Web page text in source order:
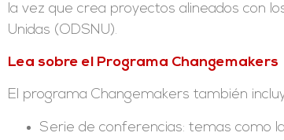
la vez que crea proyectos alineados con
Unidas (ODSNU).
Lea sobre el Programa Changemakers
El programa Changemakers también
Serie de conferencias: temas como